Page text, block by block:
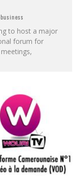
to host a major
forum for